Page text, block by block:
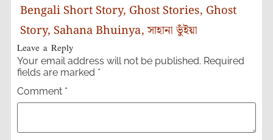
Bengali Short Story, Ghost Stories, Ghost
Story, Sahana Bhuinya,সাহানা ভুঁইয়া
Leave a Reply
Your email address will not be published. Required
fields are marked *
Comment *